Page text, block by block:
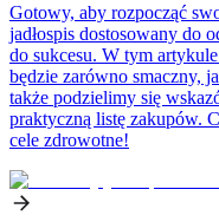
Gotowy, aby rozpocząć
jadłospis dostosowany do
do sukcesu. W tym
będzie zarówno smaczny,
także podzielimy się
praktyczną listę zakupów.
cele zdrowotne!